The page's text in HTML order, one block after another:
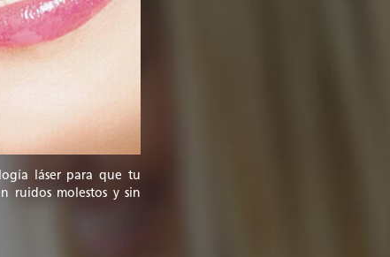
láser para que tu
ruidos molestos y sin